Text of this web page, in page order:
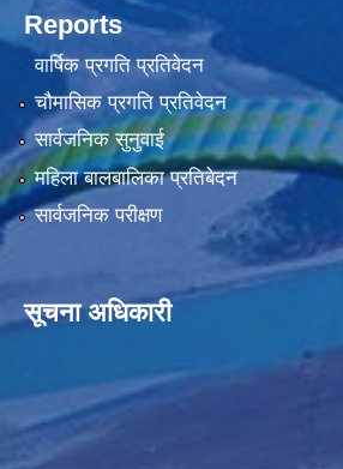
Reports
वार्षिक प्रगति प्रतिवेदन
चौमासिक प्रगति प्रतिवेदन
सार्वजनिक सुनुवाई
महिला बालबालिका प्रतिबेदन
सार्वजनिक परीक्षण
सूचना अधिकारी